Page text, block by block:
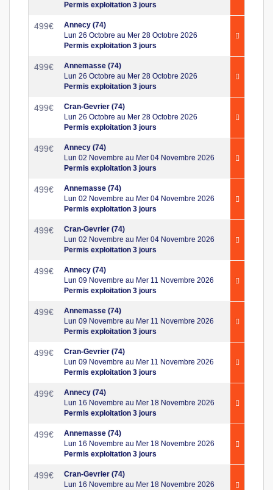
Permis exploitation 3 jours
499€
Annecy (74)
Lun 26 Octobre au Mer 28 Octobre 2026
Permis exploitation 3 jours
499€
Annemasse (74)
Lun 26 Octobre au Mer 28 Octobre 2026
Permis exploitation 3 jours
499€
Cran-Gevrier (74)
Lun 26 Octobre au Mer 28 Octobre 2026
Permis exploitation 3 jours
499€
Annecy (74)
Lun 02 Novembre au Mer 04 Novembre 2026
Permis exploitation 3 jours
499€
Annemasse (74)
Lun 02 Novembre au Mer 04 Novembre 2026
Permis exploitation 3 jours
499€
Cran-Gevrier (74)
Lun 02 Novembre au Mer 04 Novembre 2026
Permis exploitation 3 jours
499€
Annecy (74)
Lun 09 Novembre au Mer 11 Novembre 2026
Permis exploitation 3 jours
499€
Annemasse (74)
Lun 09 Novembre au Mer 11 Novembre 2026
Permis exploitation 3 jours
499€
Cran-Gevrier (74)
Lun 09 Novembre au Mer 11 Novembre 2026
Permis exploitation 3 jours
499€
Annecy (74)
Lun 16 Novembre au Mer 18 Novembre 2026
Permis exploitation 3 jours
499€
Annemasse (74)
Lun 16 Novembre au Mer 18 Novembre 2026
Permis exploitation 3 jours
499€
Cran-Gevrier (74)
Lun 16 Novembre au Mer 18 Novembre 2026